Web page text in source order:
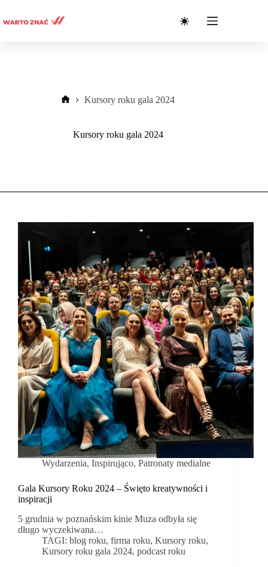
treści
Kursory roku gala 2024
Kursory roku gala 2024
Wydarzenia, Inspirująco, Patronaty medialne
Gala Kursory Roku 2024 – Święto kreatywności i
inspiracji
5 grudnia w poznańskim kinie Muza odbyła się
długo wyczekiwana…
TAGI: blog roku,firma roku,Kursory roku,
Kursory roku gala 2024, podcast roku